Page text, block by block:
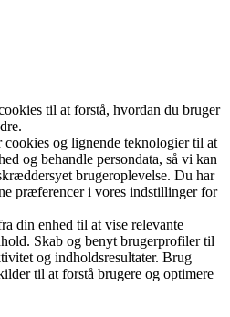
til at forstå, hvordan du bruger
cookies og lignende teknologier til at
og behandle persondata, så vi kan
brugeroplevelse. Du har
præferencer i vores indstillinger for
din enhed til at vise relevante
Skab og benyt brugerprofiler til
og indholdsresultater. Brug
til at forstå brugere og optimere